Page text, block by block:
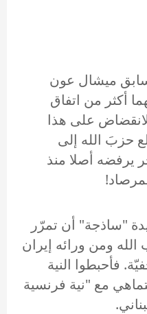
ميشال عون
أكثر من اتفاق
على هذا
عام 1990. يتطلع حزبَ الله إلى
يرفضه أصلا منذ
"ساذجة" أن تمرّر
ومن ورائه إيران
فأحبطوا النية
مع "نية فرنسية